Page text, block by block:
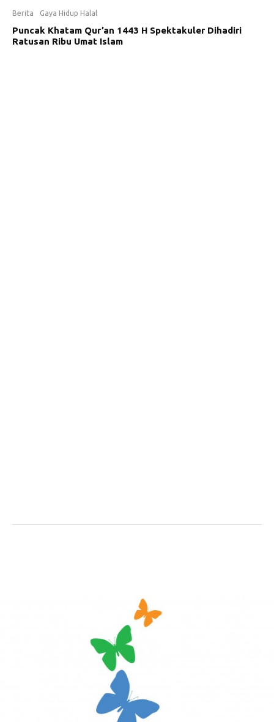
Berita Gaya Hidup Halal
Puncak Khatam Qur’an 1443 H Spektakuler Dihadiri
Ratusan Ribu Umat Islam